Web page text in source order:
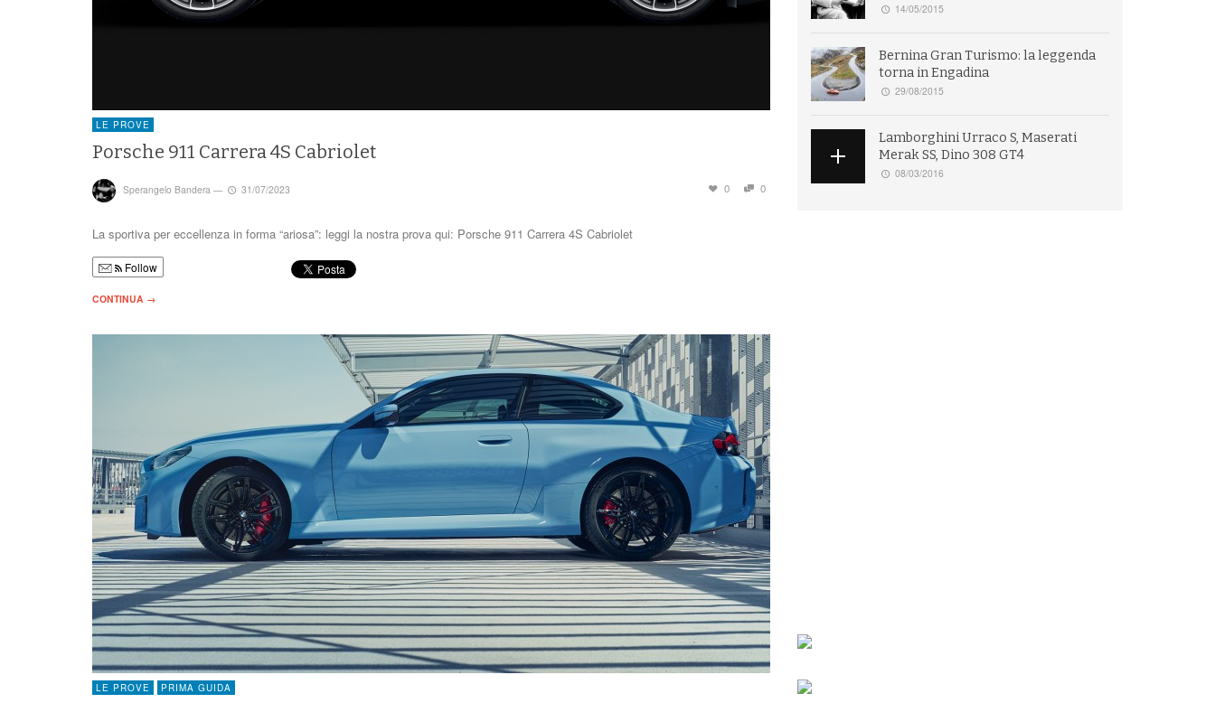
LE PROVE
Porsche 911 Carrera 4S Cabriolet
Sperangelo Bandera — 31/07/2023 0 0
La sportiva per eccellenza in forma “ariosa”: leggi la nostra prova qui: Porsche 911 Carrera 4S Cabriolet
Follow
CONTINUA →
LE PROVE PRIMA GUIDA
14/05/2015
Bernina Gran Turismo: la leggenda
torna in Engadina
29/08/2015
Lamborghini Urraco S, Maserati
Merak SS, Dino 308 GT4
08/03/2016